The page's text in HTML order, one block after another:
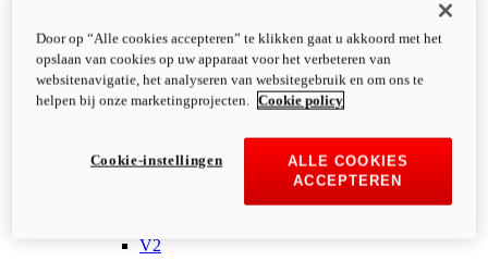
V2
Door op “Alle cookies accepteren” te klikken gaat u akkoord met het
opslaan van cookies op uw apparaat voor het verbeteren van
websitenavigatie, het analyseren van websitegebruik en om ons te
helpen bij onze marketingprojecten.
Cookie policy
ALLE COOKIES
ACCEPTEREN
Cookie-instellingen